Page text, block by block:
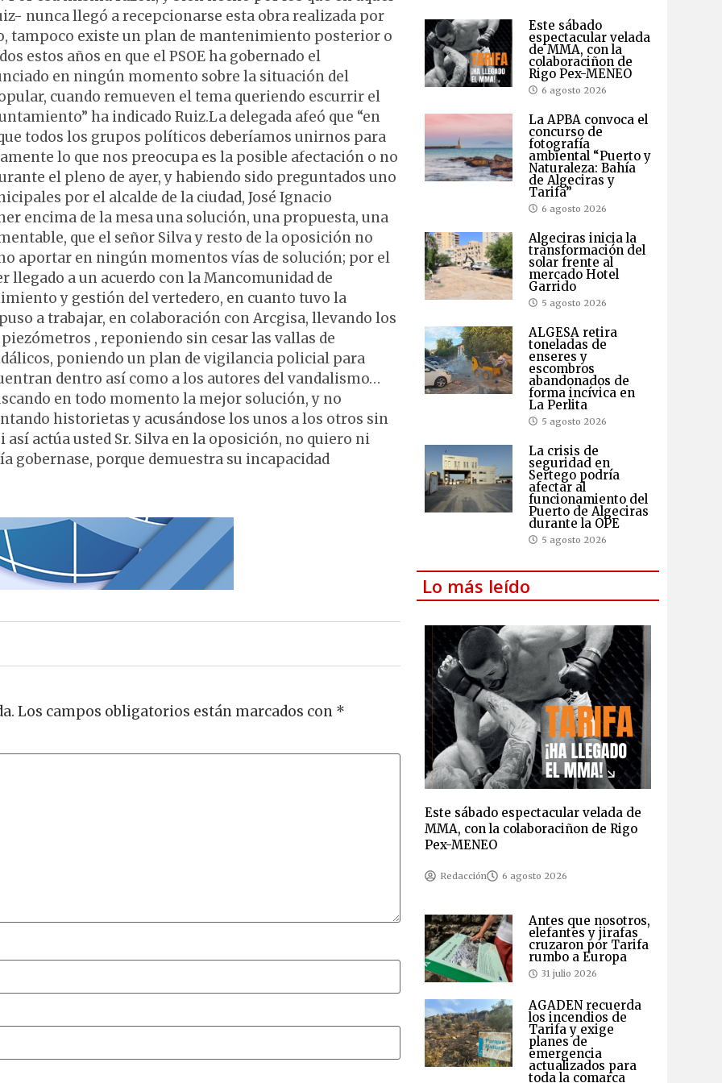
nunca llegó a recepcionarse esta obra realizada por
tampoco existe un plan de mantenimiento posterior o
estos años en que el PSOE ha gobernado el
en ningún momento sobre la situación del
cuando remueven el tema queriendo escurrir el
ha indicado Ruiz.La delegada afeó que “en
todos los grupos políticos deberíamos unirnos para
lo que nos preocupa es la posible afectación o no
el pleno de ayer, y habiendo sido preguntados uno
por el alcalde de la ciudad, José Ignacio
encima de la mesa una solución, una propuesta, una
que el señor Silva y resto de la oposición no
aportar en ningún momentos vías de solución; por el
llegado a un acuerdo con la Mancomunidad de
y gestión del vertedero, en cuanto tuvo la
a trabajar, en colaboración con Arcgisa, llevando los
, reponiendo sin cesar las vallas de
poniendo un plan de vigilancia policial para
dentro así como a los autores del vandalismo…
en todo momento la mejor solución, y no
historietas y acusándose los unos a los otros sin
actúa usted Sr. Silva en la oposición, no quiero ni
gobernase, porque demuestra su incapacidad
Los campos obligatorios están marcados con *
Este sábado
espectacular velada
de MMA, con la
colaboraciñon de
Rigo Pex-MENEO
6 agosto 2026
La APBA convoca el
concurso de
fotografía
ambiental “Puerto y
Naturaleza: Bahía
de Algeciras y
Tarifa”
6 agosto 2026
Algeciras inicia la
transformación del
solar frente al
mercado Hotel
Garrido
5 agosto 2026
ALGESA retira
toneladas de
enseres y
escombros
abandonados de
forma incívica en
La Perlita
5 agosto 2026
La crisis de
seguridad en
Sertego podría
afectar al
funcionamiento del
Puerto de Algeciras
durante la OPE
5 agosto 2026
Lo más leído
Este sábado espectacular velada de
MMA, con la colaboraciñon de Rigo
Pex-MENEO
Redacción 6 agosto 2026
Antes que nosotros,
elefantes y jirafas
cruzaron por Tarifa
rumbo a Europa
31 julio 2026
AGADEN recuerda
los incendios de
Tarifa y exige
planes de
emergencia
actualizados para
toda la comarca